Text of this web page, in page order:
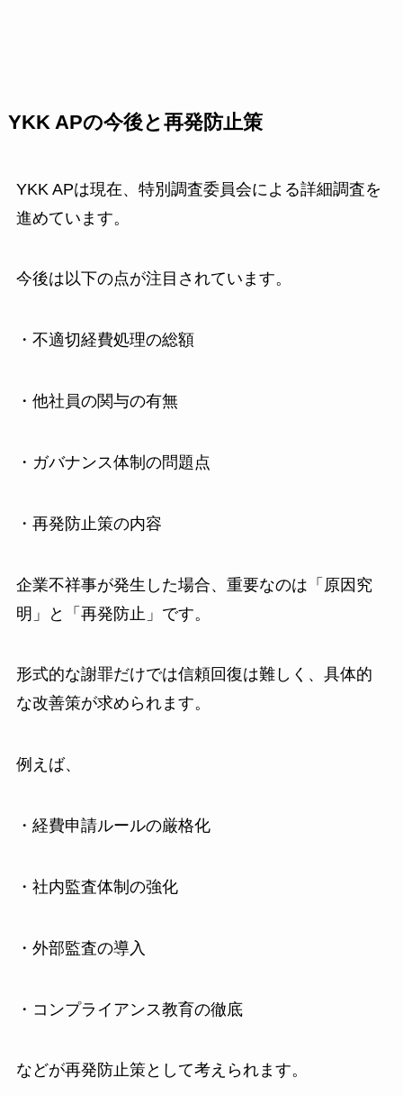
YKK APの今後と再発防止策
YKK APは現在、特別調査委員会による詳細調査を
進めています。
今後は以下の点が注目されています。
・不適切経費処理の総額
・他社員の関与の有無
・ガバナンス体制の問題点
・再発防止策の内容
企業不祥事が発生した場合、重要なのは「原因究
明」と「再発防止」です。
形式的な謝罪だけでは信頼回復は難しく、具体的
な改善策が求められます。
例えば、
・経費申請ルールの厳格化
・社内監査体制の強化
・外部監査の導入
・コンプライアンス教育の徹底
などが再発防止策として考えられます。